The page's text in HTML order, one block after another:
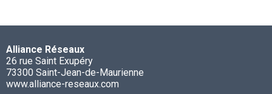
Alliance Réseaux
26 rue Saint Exupéry
73300 Saint-Jean-de-Maurienne
www.alliance-reseaux.com